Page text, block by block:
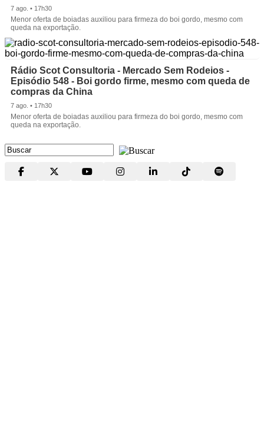
7 ago. • 17h30
Menor oferta de boiadas auxiliou para firmeza do boi gordo, mesmo com
queda na exportação.
Rádio Scot Consultoria - Mercado Sem Rodeios -
Episódio 548 - Boi gordo firme, mesmo com queda de
compras da China
7 ago. • 17h30
Menor oferta de boiadas auxiliou para firmeza do boi gordo, mesmo com
queda na exportação.